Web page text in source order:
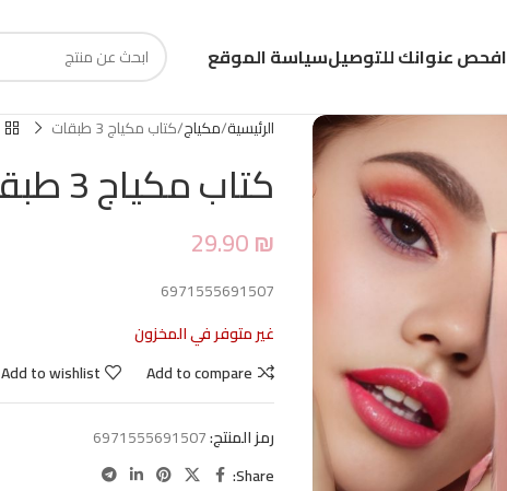
افحص عنوانك للتوصيلسياسة الموقع
الرئيسية مكياج كتاب مكياج 3 طبقات
كتاب مكياج 3 طبقات
29.90₪
6971555691507
غير متوفر في المخزون
Add to compare
Add to wishlist
رمز المنتج:6971555691507
Share: